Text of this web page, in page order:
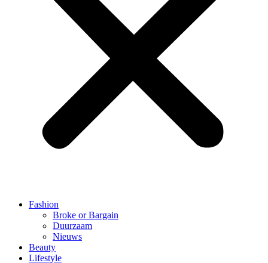
Fashion
Broke or Bargain
Duurzaam
Nieuws
Beauty
Lifestyle